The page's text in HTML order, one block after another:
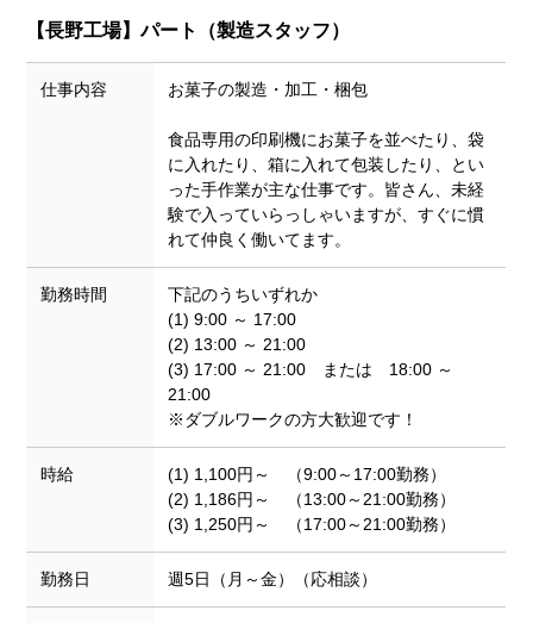
【長野工場】パート（製造スタッフ）
仕事内容 お菓子の製造・加工・梱包
食品専用の印刷機にお菓子を並べたり、袋
に入れたり、箱に入れて包装したり、とい
った手作業が主な仕事です。皆さん、未経
験で入っていらっしゃいますが、すぐに慣
れて仲良く働いてます。
勤務時間
下記のうちいずれか
(1) 9:00 ～ 17:00
(2) 13:00 ～ 21:00
(3) 17:00 ～ 21:00 または 18:00 ～
21:00
※ダブルワークの方大歓迎です！
時給
(1) 1,100円～ （9:00～17:00勤務）
(2) 1,186円～ （13:00～21:00勤務）
(3) 1,250円～ （17:00～21:00勤務）
勤務日 週5日（月～金）（応相談）